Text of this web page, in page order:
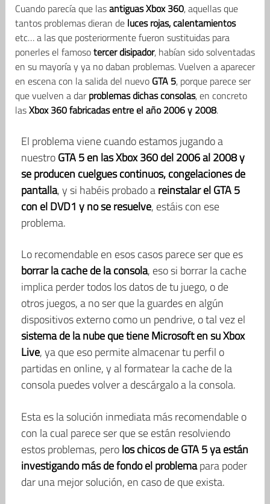
Cuando parecía que lasantiguas Xbox 360, aquellas que
tantos problemas dieran de luces rojas, calentamientos
etc… a las que posteriormente fueron sustituidas para
ponerles el famosotercer disipador, habían sido solventadas
en su mayoría y ya no daban problemas. Vuelven a aparecer
en escena con la salida del nuevo GTA 5, porque parece ser
que vuelven a darproblemas dichas consolas, en concreto
lasXbox 360 fabricadas entre el año 2006 y 2008.
El problema viene cuando estamos jugando a
nuestroGTA 5 en las Xbox 360 del 2006 al 2008 y
se producen cuelgues continuos, congelaciones de
pantalla, y si habéis probado areinstalar el GTA 5
con el DVD1 y no se resuelve, estáis con ese
problema.
Lo recomendable en esos casos parece ser que es
borrar la cache de la consola, eso si borrar la cache
implica perder todos los datos de tu juego, o de
otros juegos, a no ser que la guardes en algún
dispositivos externo como un pendrive, o tal vez el
sistema de la nube que tiene Microsoft en su Xbox
Live, ya que eso permite almacenar tu perfil o
partidas en online, y al formatear la cache de la
consola puedes volver a descárgalo a la consola.
Esta es la solución inmediata más recomendable o
con la cual parece ser que se están resolviendo
estos problemas, perolos chicos de GTA 5 ya están
investigando más de fondo el problemapara poder
dar una mejor solución, en caso de que exista.